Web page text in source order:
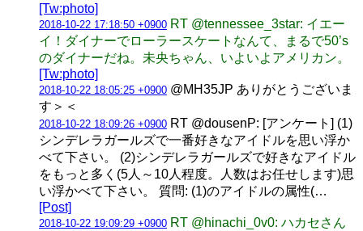
[Tw:photo]
2018-10-22 17:18:50 +0900 RT @tennessee_3star: イエー
イ！ダイナーでローラースケートなんて、まるで50’s
のダイナーだね。未央ちゃん、いよいよアメリカン。
[Tw:photo]
2018-10-22 18:05:25 +0900 @MH35JP ありがとうございま
す＞＜
2018-10-22 18:09:26 +0900 RT @dousenP: [アンケート] (1)
シンデレラガールズで一番好きなアイドルを思い浮か
べて下さい。 (2)シンデレラガールズで好きなアイドル
をもっと多く(5人～10人程度。人数はお任せします)思
い浮かべて下さい。 質問: (1)のアイドルの属性(…
[Post]
2018-10-22 19:09:29 +0900 RT @hinachi_0v0: ハカセさん